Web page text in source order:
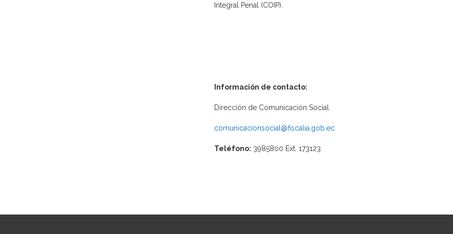
Integral Penal (COIP).
Información de contacto:
Dirección de Comunicación Social
comunicacionsocial@fiscalia.gob.ec
Teléfono: 3985800 Ext. 173123